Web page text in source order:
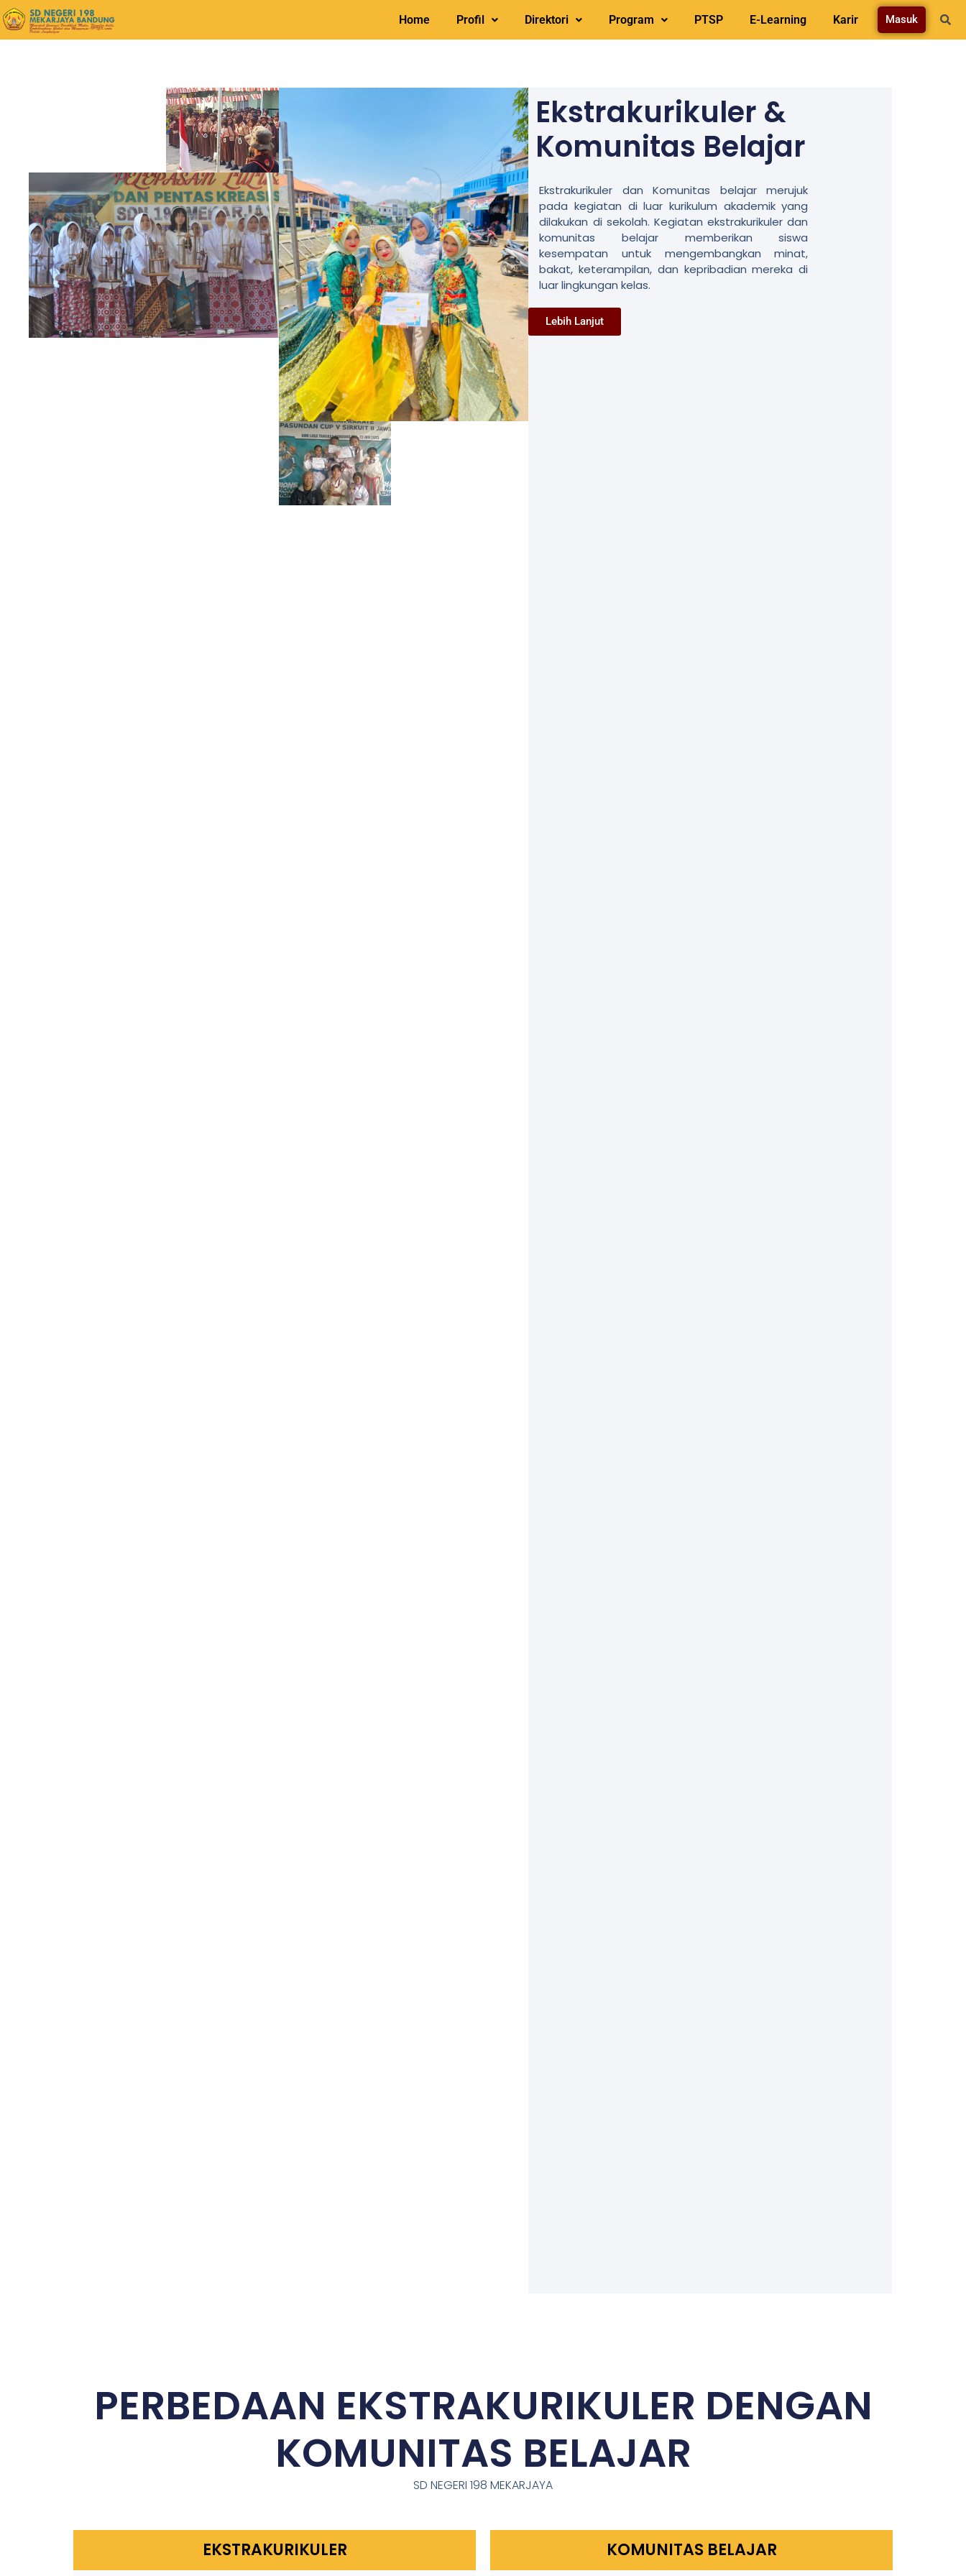
Home Profil Direktori Program PTSP E-Learning Karir Masuk
Ekstrakurikuler &
Komunitas Belajar
Ekstrakurikuler dan Komunitas belajar merujuk
pada kegiatan di luar kurikulum akademik yang
dilakukan di sekolah. Kegiatan ekstrakurikuler dan
komunitas belajar memberikan siswa
kesempatan untuk mengembangkan minat,
bakat, keterampilan, dan kepribadian mereka di
luar lingkungan kelas.
Lebih Lanjut
PERBEDAAN EKSTRAKURIKULER DENGAN
KOMUNITAS BELAJAR
SD NEGERI 198 MEKARJAYA
EKSTRAKURIKULER KOMUNITAS BELAJAR